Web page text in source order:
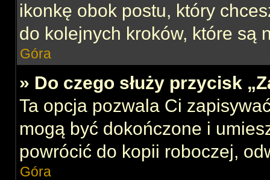
ikonkę obok postu, który
do kolejnych kroków, które są
Góra
» Do czego służy przycisk
Ta opcja pozwala Ci
mogą być dokończone i
powrócić do kopii roboczej,
Góra